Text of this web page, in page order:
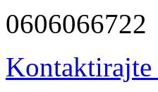
0606066722
Kontaktirajte